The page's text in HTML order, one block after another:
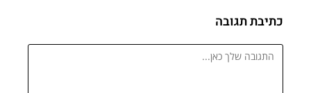
כתיבת תגובה